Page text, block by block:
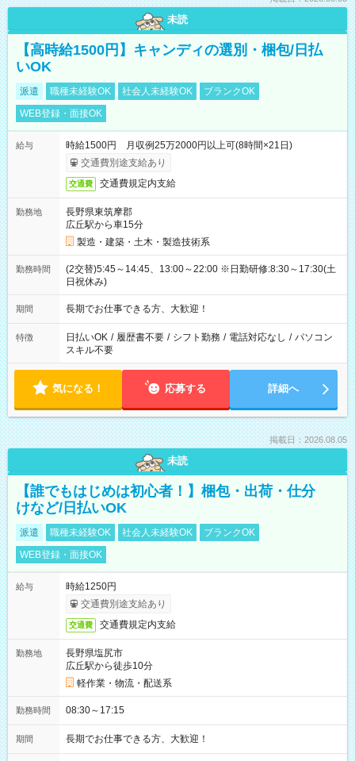
未読
【高時給1500円】キャンディの選別・梱包/日払
いOK
派遣 職種未経験OK 社会人未経験OK
ブランクOK
WEB登録・面接OK
給与
時給1500円 月収例25万2000円以上可(8時間×21日)
交通費別途支給あり
交通費 交通費規定内支給
勤務地
長野県東筑摩郡
広丘駅から車15分
製造・建築・土木・製造技術系
勤務時間
(2交替)5:45～14:45、13:00～22:00 ※日勤研修:8:30～17:30(土
日祝休み)
期間 長期でお仕事できる方、大歓迎！
特徴 日払いOK / 履歴書不要 / シフト勤務 / 電話対応なし / パソコン
スキル不要
気になる！ 応募する 詳細へ
掲載日：2026.08.05
未読
【誰でもはじめは初心者！】梱包・出荷・仕分
けなど/日払いOK
派遣 職種未経験OK 社会人未経験OK
ブランクOK
WEB登録・面接OK
給与
時給1250円
交通費別途支給あり
交通費 交通費規定内支給
勤務地
長野県塩尻市
広丘駅から徒歩10分
軽作業・物流・配送系
勤務時間 08:30～17:15
期間 長期でお仕事できる方、大歓迎！